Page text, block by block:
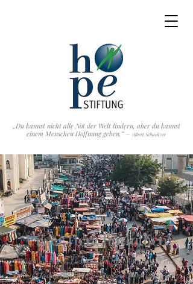
„Du kannst nicht alle Not der Welt lindern, aber du kannst
einem Menschen Hoffnung geben.“ –Albert Schweitzer
Unser Herz für Indien
Willkommen in Dehli. Unser Projekt nennt sich
'Jyoti Handicraft' und befindet sich mitten in der